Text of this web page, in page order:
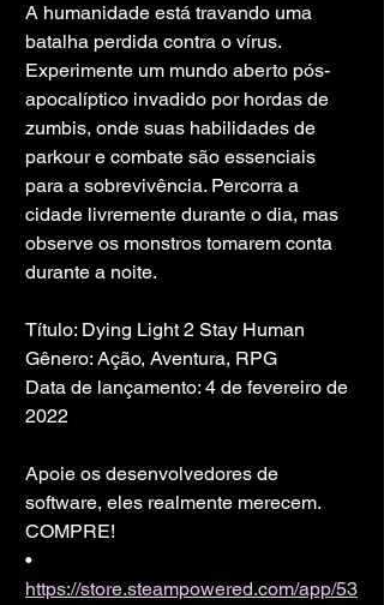
A humanidade está travando uma
batalha perdida contra o vírus.
Experimente um mundo aberto pós-
apocalíptico invadido por hordas de
zumbis, onde suas habilidades de
parkour e combate são essenciais
para a sobrevivência. Percorra a
cidade livremente durante o dia, mas
observe os monstros tomarem conta
durante a noite.
Título: Dying Light 2 Stay Human
Gênero: Ação, Aventura, RPG
Data de lançamento: 4 de fevereiro de
2022
Apoie os desenvolvedores de
software, eles realmente merecem.
COMPRE!
•
https://store.steampowered.com/app/53